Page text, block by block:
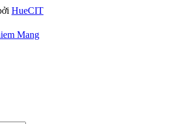
HueCIT